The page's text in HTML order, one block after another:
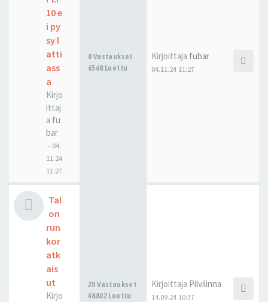
10 e
i py
sy l
atti
ass
a
Kirjo
ittaj
a fu
bar
- 04.
11.24
11:27
0 Vastaukset
6568 Luettu
Kirjoittaja fubar
04.11.24 11:27
Tal
on
run
kor
atk
ais
ut
Kirjo
20 Vastaukset
48802 Luettu
Kirjoittaja Pilvilinna
14.09.24 10:37